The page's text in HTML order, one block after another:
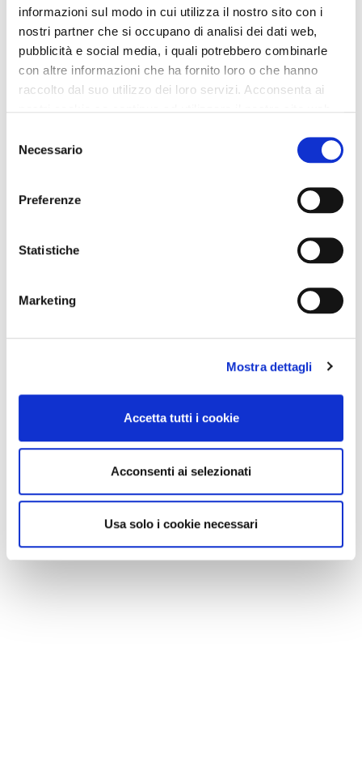
informazioni sul modo in cui utilizza il nostro sito con i
nostri partner che si occupano di analisi dei dati web,
pubblicità e social media, i quali potrebbero combinarle
con altre informazioni che ha fornito loro o che hanno
raccolto dal suo utilizzo dei loro servizi. Acconsenta ai
delNecessario
Preferenze
Statistiche
Marketing
Mostra dettagli
Accetta tutti i cookie
Acconsenti ai selezionati
Usa solo i cookie necessari